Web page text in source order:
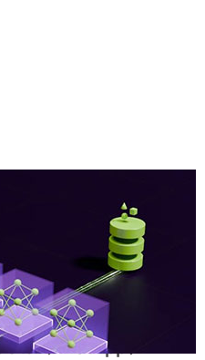
、NetApp、